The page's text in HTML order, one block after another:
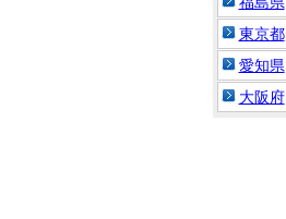
東京都
愛知県
大阪府